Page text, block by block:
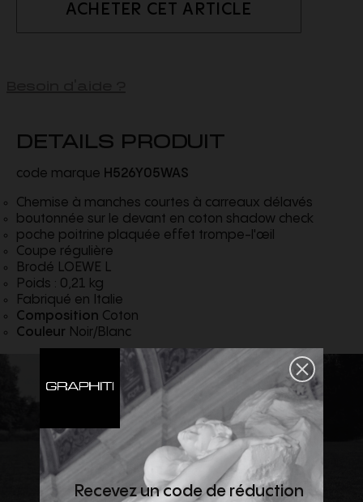
ACHETER CET ARTICLE
DETAILS PRODUIT
code marque H526Y05WAS
Chemise à manches courtes à carreaux délavés
boutonnée sur le devant en coton shadow check
poche poitrine plaquée effet trompe-l'œil
Coupe régulière
Brodé LOEWE L
Poids : 0,21 kg
Fabriqué en Italie
Composition Coton
Couleur Noir/Blanc
Recevez un code de réduction